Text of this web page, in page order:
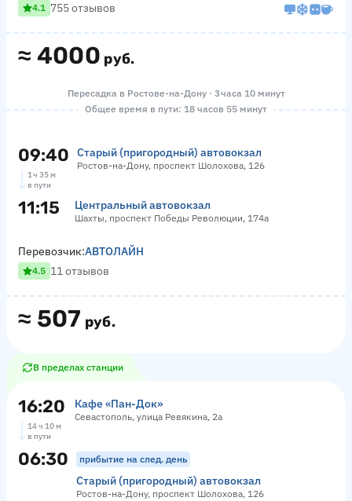
≈ 4000 руб.
4.1 755 отзывов
Пересадка в Ростове-на-Дону · 3 часа 10 минут
Общее время в пути: 18 часов 55 минут
09:40 Старый (пригородный) автовокзал
Ростов-на-Дону, проспект Шолохова, 126
1 ч 35 м
в пути
11:15 Центральный автовокзал
Шахты, проспект Победы Революции, 174а
≈ 507 руб.
Перевозчик:АВТОЛАЙН
4.5 11 отзывов
В пределах станции
16:20 Кафе «Пан-Док»
Севастополь, улица Ревякина, 2а
14 ч 10 м
в пути
06:30 прибытие на след. день
Старый (пригородный) автовокзал
Ростов-на-Дону, проспект Шолохова, 126